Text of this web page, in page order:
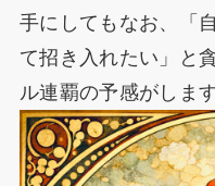
手にしてもなお、「
て招き入れたい」と
ル連覇の予感がします